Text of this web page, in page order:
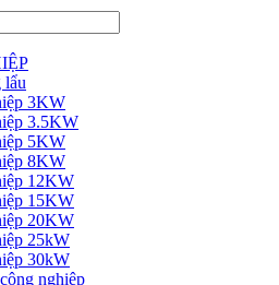
lẩu
3KW
3.5KW
5KW
8KW
12KW
15KW
20KW
25kW
30kW
nghiệp